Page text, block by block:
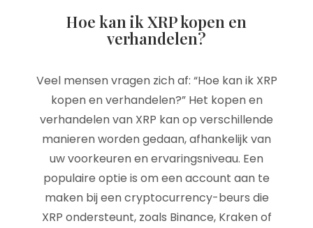
Hoe kan ik XRP kopen en
verhandelen?
Veel mensen vragen zich af: “Hoe kan ik XRP
kopen en verhandelen?” Het kopen en
verhandelen van XRP kan op verschillende
manieren worden gedaan, afhankelijk van
uw voorkeuren en ervaringsniveau. Een
populaire optie is om een account aan te
maken bij een cryptocurrency-beurs die
XRP ondersteunt, zoals Binance, Kraken of